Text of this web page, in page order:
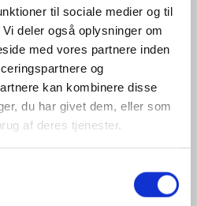
til sociale medier og til
deler også oplysninger om
med vores partnere inden
og
kan kombinere disse
du har givet dem, eller som
af deres tjenester.